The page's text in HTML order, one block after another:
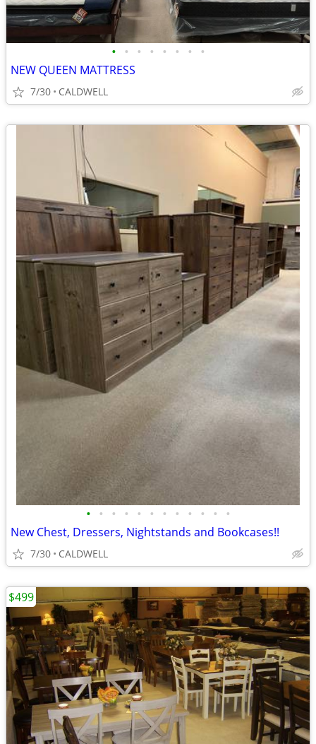
• • • • • • • •
NEW QUEEN MATTRESS
7/30 CALDWELL
• • • • • • • • • • • •
New Chest, Dressers, Nightstands and Bookcases!!
7/30 CALDWELL
$499